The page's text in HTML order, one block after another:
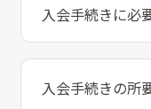
入会手続きに必
入会手続きの所